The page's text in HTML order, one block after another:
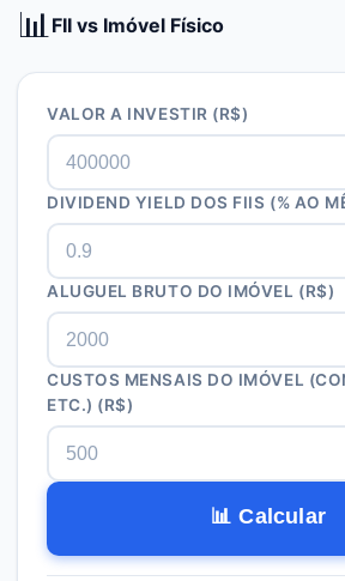
📊FII vs Imóvel Físico
VALOR A INVESTIR (R$)
DIVIDEND YIELD DOS FIIS (% AO
ALUGUEL BRUTO DO IMÓVEL (R$)
CUSTOS MENSAIS DO IMÓVEL
ETC.) (R$)
📊 Calcular